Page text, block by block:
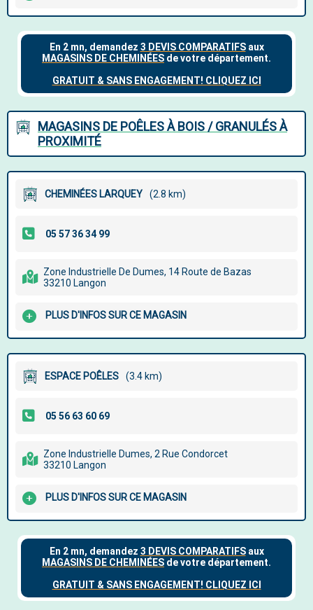
MAGASINS DE POÊLES À BOIS / GRANULÉS À
PROXIMITÉ
CHEMINÉES LARQUEY (2.8 km)
Zone Industrielle De Dumes, 14 Route de Bazas
33210 Langon
PLUS D'INFOS SUR CE MAGASIN
ESPACE POÊLES (3.4 km)
Zone Industrielle Dumes, 2 Rue Condorcet
33210 Langon
PLUS D'INFOS SUR CE MAGASIN